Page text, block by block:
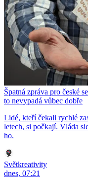
Špatná zpráva pro české
to nevypadá vůbec dobře
Lidé, kteří čekali rychlé
letech, si počkají. Vláda
ho.
Světkreativity
dnes, 07:21